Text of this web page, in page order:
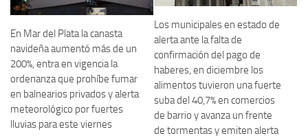
En Mar del Plata la canasta
navideña aumentó más de un
200%, entra en vigencia la
ordenanza que prohíbe fumar
en balnearios privados y alerta
meteorológico por fuertes
lluvias para este viernes
Los municipales en estado de
alerta ante la falta de
confirmación del pago de
haberes, en diciembre los
alimentos tuvieron una fuerte
suba del 40,7% en comercios
de barrio y avanza un frente
de tormentas y emiten alerta